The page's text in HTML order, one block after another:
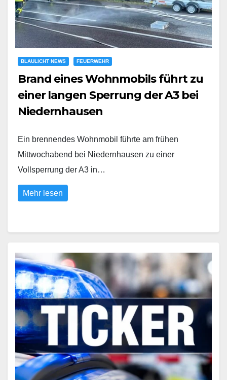
BLAULICHT NEWS FEUERWEHR
Brand eines Wohnmobils führt zu
einer langen Sperrung der A3 bei
Niedernhausen
Ein brennendes Wohnmobil führte am frühen
Mittwochabend bei Niedernhausen zu einer
Vollsperrung der A3 in…
Mehr lesen